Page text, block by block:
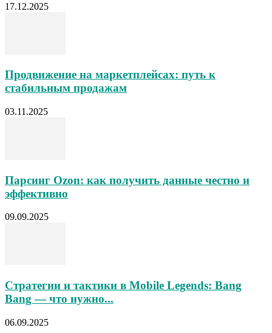
17.12.2025
Продвижение на маркетплейсах: путь к
стабильным продажам
03.11.2025
Парсинг Ozon: как получить данные честно и
эффективно
09.09.2025
Стратегии и тактики в Mobile Legends: Bang
Bang — что нужно...
06.09.2025